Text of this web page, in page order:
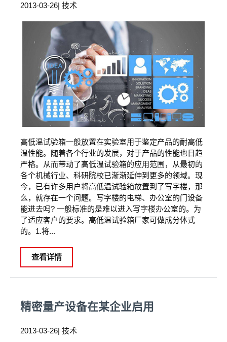
2013-03-26| 技术
高低温试验箱一般放置在实验室用于鉴定产品的耐高低
温性能。随着各个行业的发展，对于产品的性能也日趋
严格。从而带动了高低温试验箱的应用范围，从最初的
各个机械行业、科研院校已渐渐延伸到更多的领域。现
今，已有许多用户将高低温试验箱放置到了写字楼，那
么，就存在一个问题。写字楼的电梯、办公室的门设备
能进去吗? 一般标准的是难以进入写字楼办公室的。为
了适应客户的要求。高低温试验箱厂家可做成分体式
的。1.将...
查看详情
精密量产设备在某企业启用
2013-03-26| 技术